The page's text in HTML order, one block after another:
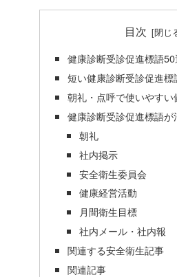
目次
健康診断受診促進標語50
短い健康診断受診促進標
朝礼・点呼で使いやす
健康診断受診促進標語
朝礼
社内掲示
安全衛生委員会
健康経営活動
月間衛生目標
社内メール・社内報
関連する安全衛生記事
関連記事